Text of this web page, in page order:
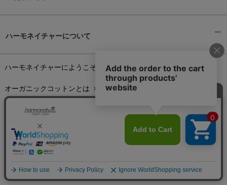
配送と送料chevron_right
在庫状況と発送予定chevron_right
サイズ・寸法chevron_right
生地・素材chevron_right
お手入れについて
レビューを書こう
ハーモネイチャーについて
ハーモネイチャーにようこそ
オーガニックコットンとは chevron_right
個人情報取り扱いについて
環境への取り組み
こんせぷと1999
ハーモネイチャー商品用語辞典 chevron_right